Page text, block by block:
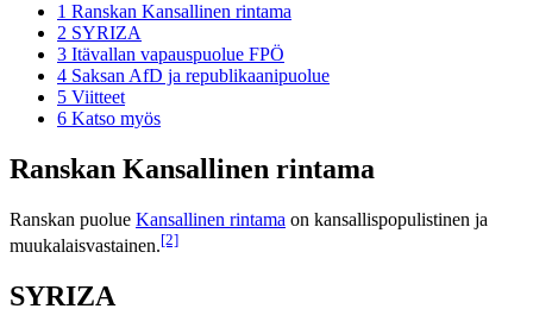
1 Ranskan Kansallinen rintama
2 SYRIZA
3 Itävallan vapauspuolue FPÖ
4 Saksan AfD ja republikaanipuolue
5 Viitteet
6 Katso myös
Ranskan Kansallinen rintama
Ranskan puolue Kansallinen rintama on kansallispopulistinen ja
muukalaisvastainen.[2]
SYRIZA